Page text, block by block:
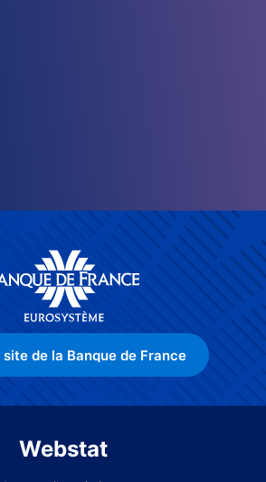
site de la Banque de France
Webstat